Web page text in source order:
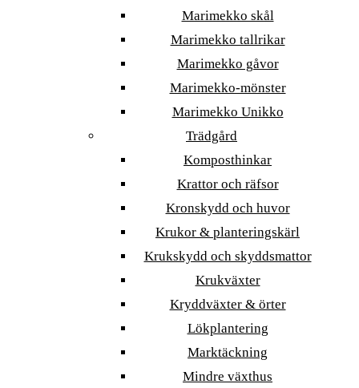
Marimekko skål
Marimekko tallrikar
Marimekko gåvor
Marimekko-mönster
Marimekko Unikko
Trädgård
Komposthinkar
Krattor och räfsor
Kronskydd och huvor
Krukor & planteringskärl
Krukskydd och skyddsmattor
Krukväxter
Kryddväxter & örter
Lökplantering
Marktäckning
Mindre växthus